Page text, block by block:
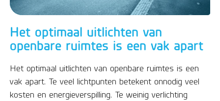
Het optimaal uitlichten van
openbare ruimtes is een vak apart
Het optimaal uitlichten van openbare ruimtes is een
vak apart. Te veel lichtpunten betekent onnodig veel
kosten en energieverspilling. Te weinig verlichting